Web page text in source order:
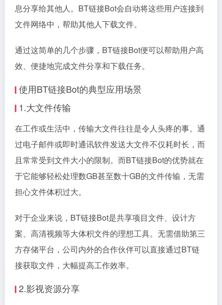
息分享给其他人。BT链接Bot会自动将这些用户连接到
文件网络中，帮助其他人下载文件。
通过这简单的几个步骤，BT链接Bot便可以帮助用户高
效、便捷地完成文件分享和下载任务。
使用BT链接Bot的典型应用场景
1.大文件传输
在工作或生活中，传输大文件往往是令人头疼的事。通
过电子邮件或即时通讯软件发送大文件不仅耗时长，而
且常常受到文件大小的限制。而BT链接Bot的优势就在
于它能够轻松处理数GB甚至数十GB的文件传输，无需
担心文件体积过大。
对于企业来说，BT链接Bot是共享项目文件、设计方
案、高清视频等大体积文件的理想工具。无需借助第三
方存储平台，公司内外的合作伙伴可以直接通过BT链
接获取文件，大幅提高工作效率。
2.影视资源分享